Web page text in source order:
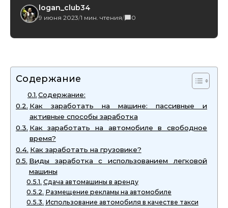
logan_club34
9 июня 2023/1 мин. чтения/ 0
Содержание
Содержание:
Как заработать на машине: пассивные и
активные способы заработка
Как заработать на автомобиле в свободное
время?
Как заработать на грузовике?
Виды заработка с использованием легковой
машины
Сдача автомашины в аренду
Размещение рекламы на автомобиле
Использование автомобиля в качестве такси